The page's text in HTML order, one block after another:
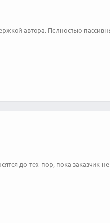
автора. Полностью
до тех пор, пока заказчик